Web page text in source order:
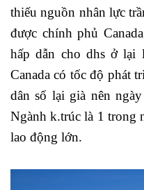
thiếu nguồn nhân lực
được chính phủ
hấp dẫn cho dhs ở lại
Canada có tốc độ phát
dân số lại già nên
Ngành k.trúc là 1 trong
lao động lớn.